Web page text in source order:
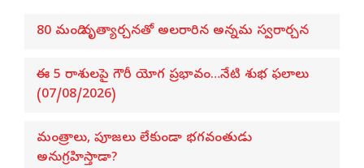
80 మంది నృత్యార్చనతో అలరారిన అన్నమ స్వరార్చన
ఈ 5 రాశులపై గౌరీ యోగ ప్రభావం…నేటి శుభ ఫలాలు
(07/08/2026)
మంత్రాలు, పూజలు లేకుండా భగవంతుడు
అనుగ్రహిస్తాడా?